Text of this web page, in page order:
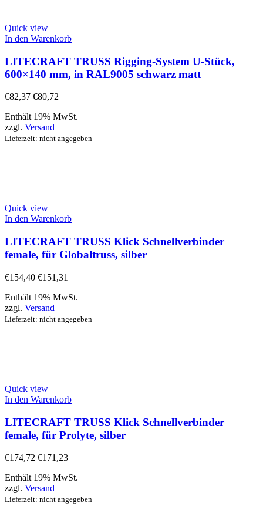
Quick view
In den Warenkorb
LITECRAFT TRUSS Rigging-System U-Stück,
600×140 mm, in RAL9005 schwarz matt
€82,37 €80,72
Enthält 19% MwSt.
zzgl. Versand
Lieferzeit: nicht angegeben
Quick view
In den Warenkorb
LITECRAFT TRUSS Klick Schnellverbinder
female, für Globaltruss, silber
€154,40 €151,31
Enthält 19% MwSt.
zzgl. Versand
Lieferzeit: nicht angegeben
Quick view
In den Warenkorb
LITECRAFT TRUSS Klick Schnellverbinder
female, für Prolyte, silber
€174,72 €171,23
Enthält 19% MwSt.
zzgl. Versand
Lieferzeit: nicht angegeben